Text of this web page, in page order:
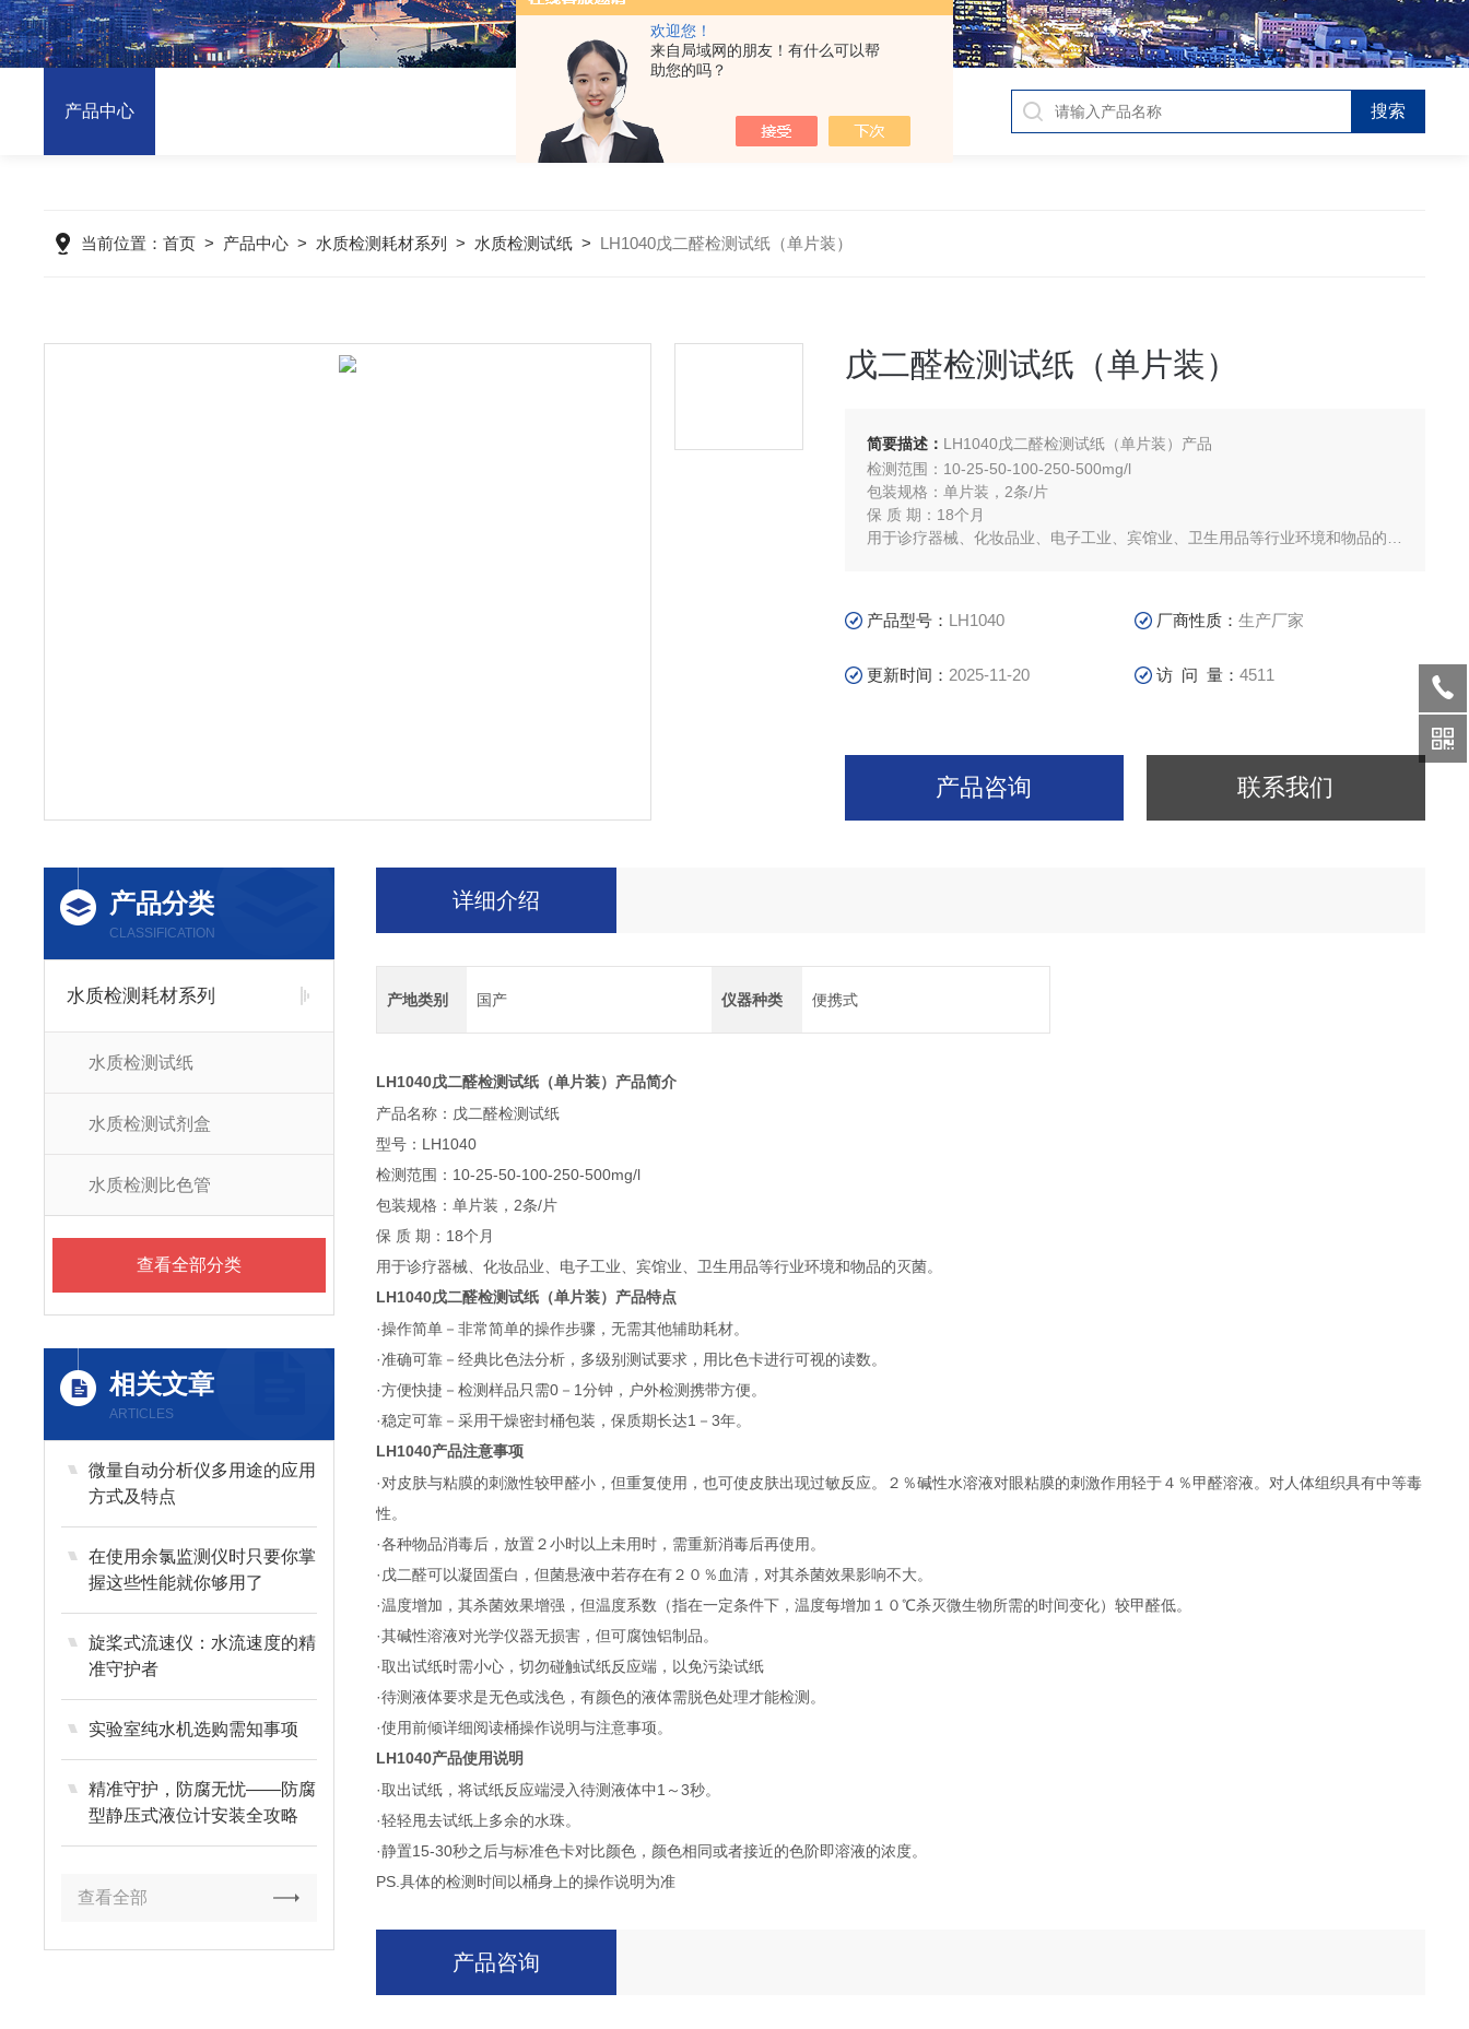
欢迎您！
来自局域网的朋友！有什么可以帮
助您的吗？
产品中心
当前位置：首页 > 产品中心 > 水质检测耗材系列 > 水质检测试纸 > LH1040戊二醛检测试纸（单片装）
戊二醛检测试纸（单片装）
简要描述： LH1040戊二醛检测试纸（单片装）产品
检测范围：10-25-50-100-250-500mg/l
包装规格：单片装，2条/片
保 质 期：18个月
用于诊疗器械、化妆品业、电子工业、宾馆业、卫生用品等行业环境和物品的灭
产品型号： LH1040 厂商性质：生产厂家
更新时间： 2025-11-20 访 问 量：4511
产品咨询 联系我们
产品分类
CLASSIFICATION
水质检测耗材系列
水质检测试纸
水质检测试剂盒
水质检测比色管
查看全部分类
相关文章
ARTICLES
微量自动分析仪多用途的应用
方式及特点
在使用余氯监测仪时只要你掌
握这些性能就你够用了
旋桨式流速仪：水流速度的精
准守护者
实验室纯水机选购需知事项
精准守护，防腐无忧——防腐
型静压式液位计安装全攻略
查看全部
详细介绍
产地类别 国产 仪器种类 便携式
LH1040戊二醛检测试纸（单片装）产品简介
产品名称：戊二醛检测试纸
型号：LH1040
检测范围：10-25-50-100-250-500mg/l
包装规格：单片装，2条/片
保 质 期：18个月
用于诊疗器械、化妆品业、电子工业、宾馆业、卫生用品等行业环境和物品的灭菌。
LH1040戊二醛检测试纸（单片装）产品特点
·操作简单－非常简单的操作步骤，无需其他辅助耗材。
·准确可靠－经典比色法分析，多级别测试要求，用比色卡进行可视的读数。
·方便快捷－检测样品只需0－1分钟，户外检测携带方便。
·稳定可靠－采用干燥密封桶包装，保质期长达1－3年。
LH1040产品注意事项
·对皮肤与粘膜的刺激性较甲醛小，但重复使用，也可使皮肤出现过敏反应。２％碱性水溶液对眼粘膜的刺激作用轻于４％甲醛溶液。对人体组织具有中等毒
性。
·各种物品消毒后，放置２小时以上未用时，需重新消毒后再使用。
· 戊二醛可以凝固蛋白，但菌悬液中若存在有２０％血清，对其杀菌效果影响不大。
·温度增加，其杀菌效果增强，但温度系数（指在一定条件下，温度每增加１０℃杀灭微生物所需的时间变化）较甲醛低。
·其碱性溶液对光学仪器无损害，但可腐蚀铝制品。
·取出试纸时需小心，切勿碰触试纸反应端，以免污染试纸
·待测液体要求是无色或浅色，有颜色的液体需脱色处理才能检测。
·使用前倾详细阅读桶操作说明与注意事项。
LH1040产品使用说明
·取出试纸，将试纸反应端浸入待测液体中1～3秒。
·轻轻甩去试纸上多余的水珠。
·静置15-30秒之后与标准色卡对比颜色，颜色相同或者接近的色阶即溶液的浓度。
PS. 具体的检测时间以桶身上的操作说明为准
产品咨询